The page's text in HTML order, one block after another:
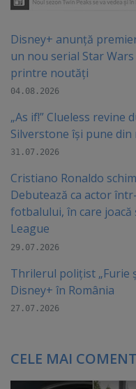
Disney+ anunță
un nou serial Star
printre noutăți
04.08.2026
„As if!” Clueless revine
Silverstone își pune
31.07.2026
Cristiano Ronaldo
Debutează ca actor
fotbalului, în care
League
29.07.2026
Thrilerul polițist „Furie
Disney+ în România
27.07.2026
CELE MAI